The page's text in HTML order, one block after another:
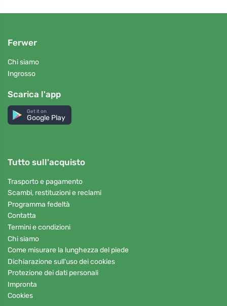
Ferwer
Chi siamo
Ingrosso
Scarica l'app
Get it on
Google Play
Tutto sull'acquisto
Trasporto e pagamento
Scambi, restituzioni e reclami
Programma fedeltà
Contatta
Termini e condizioni
Chi siamo
Come misurare la lunghezza del piede
Dichiarazione sull'uso dei cookies
Protezione dei dati personali
Impronta
Cookies